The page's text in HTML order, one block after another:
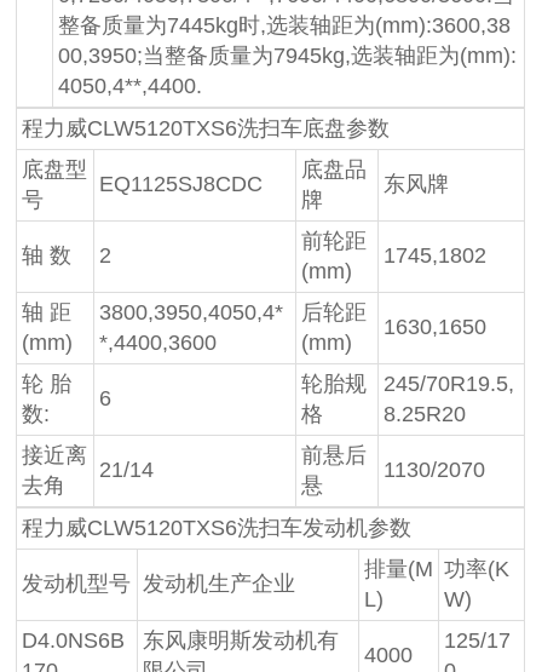
整备质量为7445kg时,选装轴距为(mm):3600,38
00,3950;当整备质量为7945kg,选装轴距为(mm):
4050,4**,4400.
程力威CLW5120TXS6洗扫车底盘参数
底盘型
号
EQ1125SJ8CDC
底盘品
牌
东风牌
轴 数 2
前轮距
(mm)
1745,1802
轴 距
(mm)
3800,3950,4050,4*
*,4400,3600
后轮距
(mm)
1630,1650
轮 胎
数:
6
轮胎规
格
245/70R19.5,
8.25R20
接近离
去角
21/14
前悬后
悬
1130/2070
程力威CLW5120TXS6洗扫车发动机参数
发动机型号 发动机生产企业
排量(M
L)
功率(K
W)
D4.0NS6B
东风康明斯发动机有
4000
125/17